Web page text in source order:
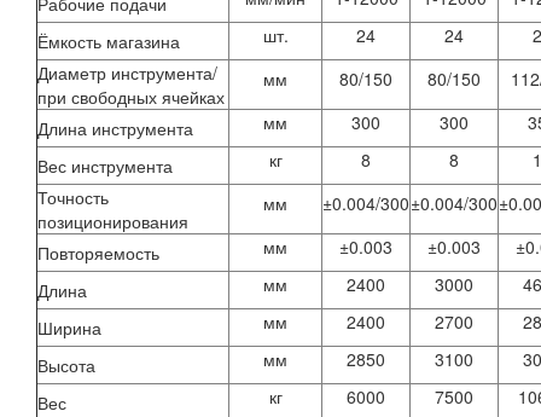
Ёмкость магазина
шт. 24 24
Диаметр инструмента/
при свободных ячейках
мм 80/150 80/150
Длина инструмента мм 300 300
Вес инструмента
кг 8 8
Точность
позиционирования
мм ±0.004/300±0.004/300
Повторяемость мм ±0.003 ±0.003
Длина
мм 2400 3000
Ширина
мм 2400 2700
Высота
мм 2850 3100
Вес
кг 6000 7500